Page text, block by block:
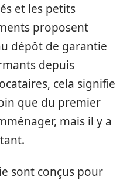
et les petits
proposent
dépôt de garantie
depuis
cela signifie
que du premier
mais il y a
sont conçus pour